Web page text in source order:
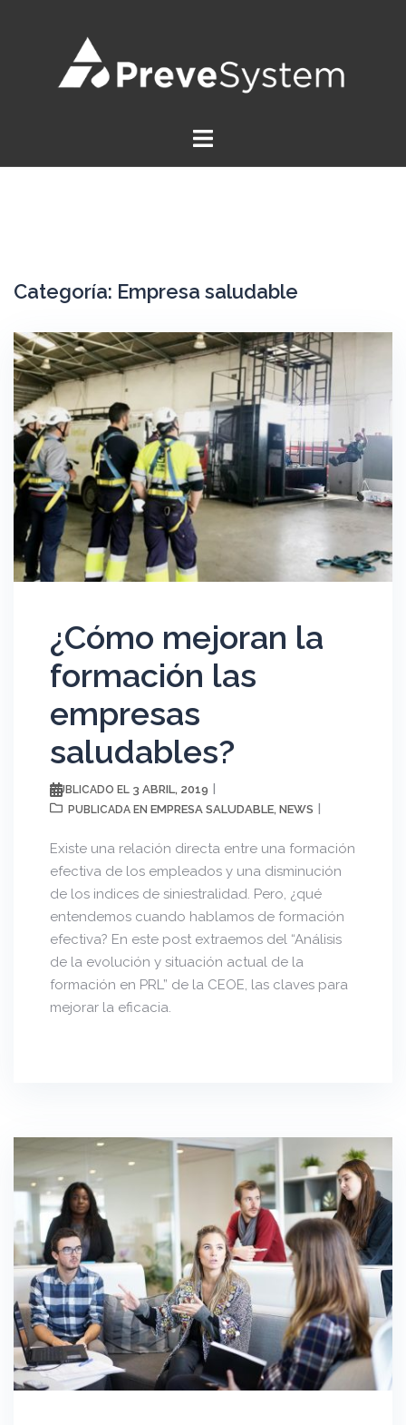
Categoría: Empresa saludable
¿Cómo mejoran la
formación las
empresas
saludables?
PUBLICADO EL 3 ABRIL, 2019
PUBLICADA EN EMPRESA SALUDABLE, NEWS
Existe una relación directa entre una formación
efectiva de los empleados y una disminución
de los indices de siniestralidad. Pero, ¿qué
entendemos cuando hablamos de formación
efectiva? En este post extraemos del “Análisis
de la evolución y situación actual de la
formación en PRL” de la CEOE, las claves para
mejorar la eficacia.